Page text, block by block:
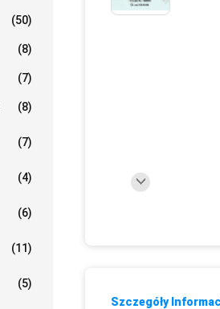
(50)
(8)
(7)
(8)
(7)
(4)
(6)
(11)
(5)
Szczegóły